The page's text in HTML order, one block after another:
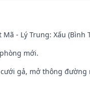
Mã - Lý Trung: Xấu
mới.
gả, mở thông đường